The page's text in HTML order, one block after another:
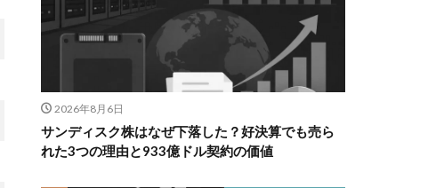
2026年8月6日
サンディスク株はなぜ下落した？好決算でも売ら
れた3つの理由と933億ドル契約の価値